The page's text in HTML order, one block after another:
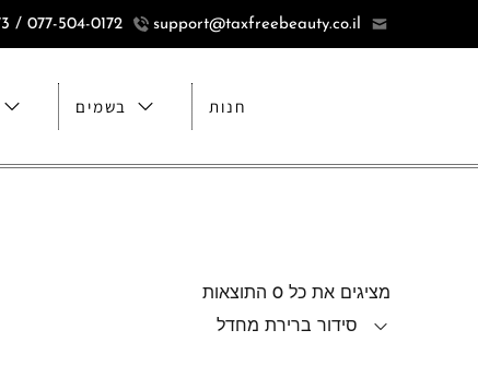
support@taxfreebeauty.co.il
077-504-0172 / 077-5040173
בשמים חנות
מציגים את כל ⁦0⁩ התוצאות
סידור ברירת מחדל